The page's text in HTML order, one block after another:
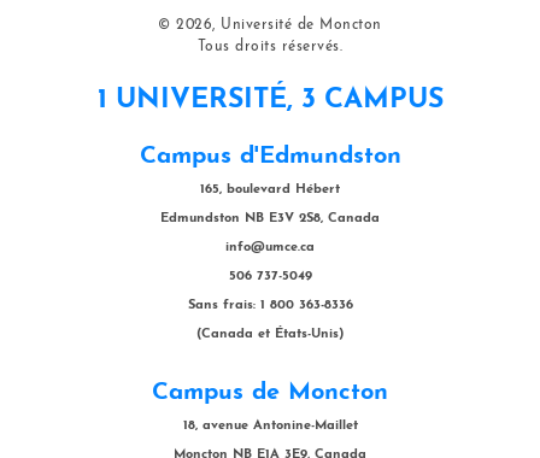
© 2026, Université de Moncton
Tous droits réservés.
1 UNIVERSITÉ, 3 CAMPUS
Campus d'Edmundston
165, boulevard Hébert
Edmundston NB E3V 2S8, Canada
info@umce.ca
506 737-5049
Sans frais: 1 800 363-8336
(Canada et États-Unis)
Campus de Moncton
18, avenue Antonine-Maillet
Moncton NB E1A 3E9, Canada